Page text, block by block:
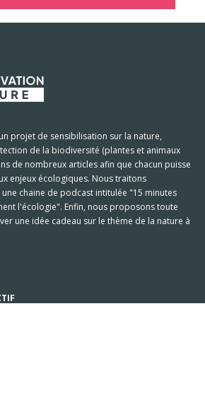
projet de sensibilisation sur la nature,
de la biodiversité (plantes et animaux
de nombreux articles afin que chacun puisse
enjeux écologiques. Nous traitons
chaine de podcast intitulée "15 minutes
l'écologie". Enfin, nous proposons toute
une idée cadeau sur le thème de la nature à